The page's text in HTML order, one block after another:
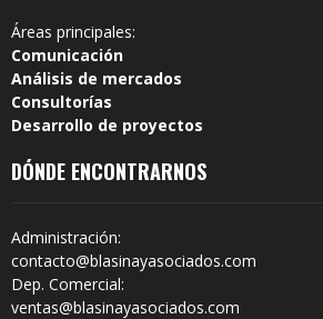
Áreas principales:
Comunicación
Análisis de mercados
Consultorías
Desarrollo de proyectos
DÓNDE ENCONTRARNOS
Administración:
contacto@blasinayasociados.com
Dep. Comercial:
ventas@blasinayasociados.com